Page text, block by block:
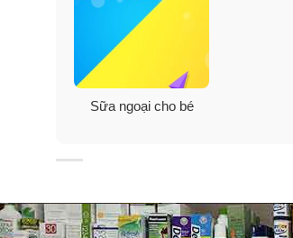
Sữa ngoại cho bé